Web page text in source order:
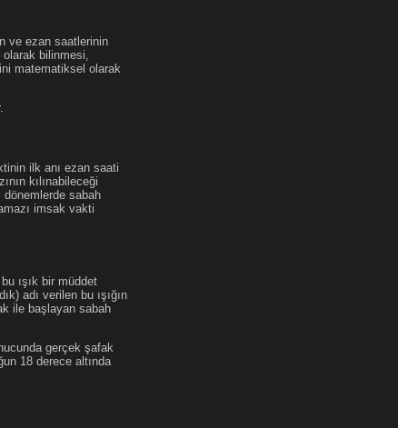
ve ezan saatlerinin
olarak bilinmesi,
matematiksel olarak
ilk anı ezan saati
kılınabileceği
dönemlerde sabah
imsak vakti
ışık bir müddet
adı verilen bu ışığın
ile başlayan sabah
gerçek şafak
18 derece altında